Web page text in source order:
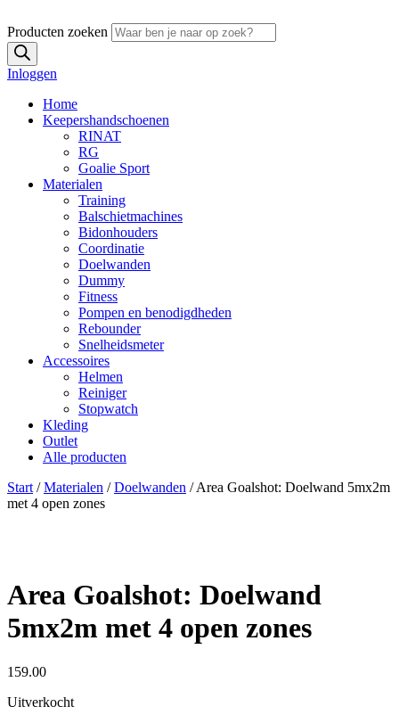
Producten zoeken
Inloggen
Home
Keepershandschoenen
RINAT
RG
Goalie Sport
Materialen
Training
Balschietmachines
Bidonhouders
Coordinatie
Doelwanden
Dummy
Fitness
Pompen en benodigdheden
Rebounder
Snelheidsmeter
Accessoires
Helmen
Reiniger
Stopwatch
Kleding
Outlet
Alle producten
Start /Materialen /Doelwanden / Area Goalshot: Doelwand 5mx2m
met 4 open zones
Area Goalshot: Doelwand
5mx2m met 4 open zones
159.00
Uitverkocht